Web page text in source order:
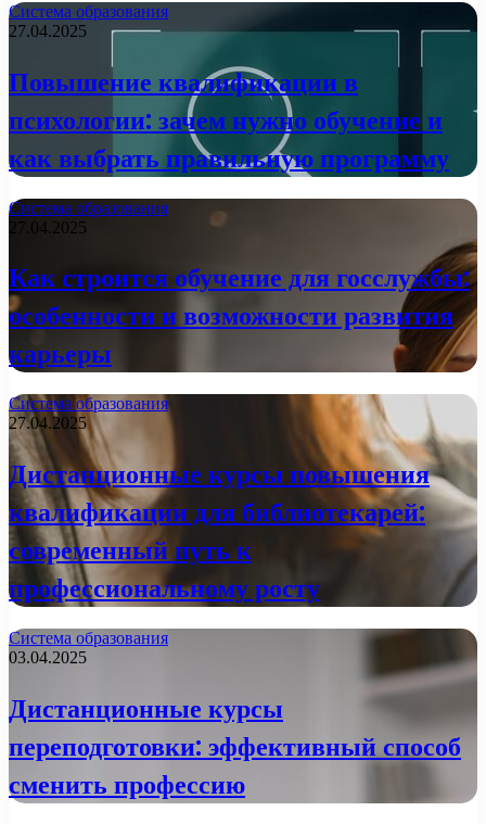
Система образования
27.04.2025
Повышение квалификации в
психологии: зачем нужно обучение и
как выбрать правильную программу
Система образования
27.04.2025
Как строится обучение для госслужбы:
особенности и возможности развития
карьеры
Система образования
27.04.2025
Дистанционные курсы повышения
квалификации для библиотекарей:
современный путь к
профессиональному росту
Система образования
03.04.2025
Дистанционные курсы
переподготовки: эффективный способ
сменить профессию